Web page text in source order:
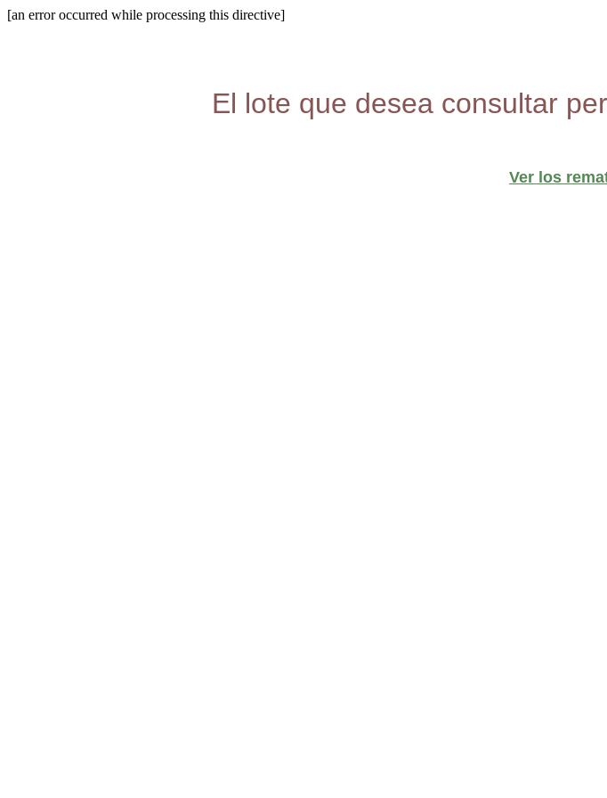
[an error occurred while processing this directive]
El lote que desea consultar
Ver los